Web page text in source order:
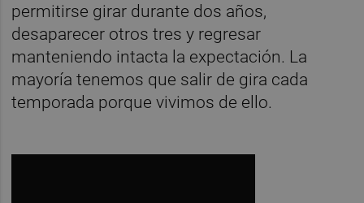
permitirse girar durante dos años,
desaparecer otros tres y regresar
manteniendo intacta la expectación. La
mayoría tenemos que salir de gira cada
temporada porque vivimos de ello.